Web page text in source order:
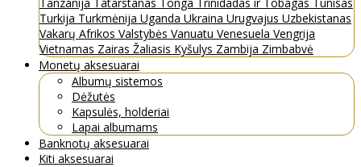
Turkija Turkmėnija Uganda Ukraina Urugvajus Uzbekistanas
Vakarų Afrikos Valstybės Vanuatu Venesuela Vengrija
Vietnamas Zairas Žaliasis Kyšulys Zambija Zimbabvė
Monetų aksesuarai
Albumų sistemos
Dėžutės
Kapsulės, holderiai
Lapai albumams
Banknotų aksesuarai
Kiti aksesuarai